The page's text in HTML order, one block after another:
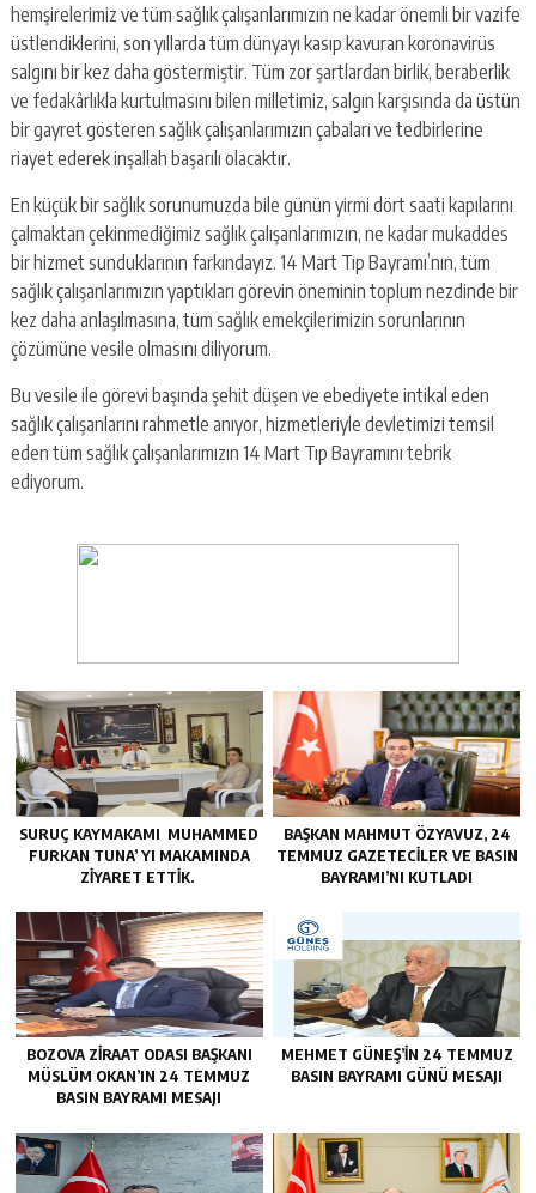
hemşirelerimiz ve tüm sağlık çalışanlarımızın ne kadar önemli bir vazife
üstlendiklerini, son yıllarda tüm dünyayı kasıp kavuran koronavirüs
salgını bir kez daha göstermiştir. Tüm zor şartlardan birlik, beraberlik
ve fedakârlıkla kurtulmasını bilen milletimiz, salgın karşısında da üstün
bir gayret gösteren sağlık çalışanlarımızın çabaları ve tedbirlerine
riayet ederek inşallah başarılı olacaktır.
En küçük bir sağlık sorunumuzda bile günün yirmi dört saati kapılarını
çalmaktan çekinmediğimiz sağlık çalışanlarımızın, ne kadar mukaddes
bir hizmet sunduklarının farkındayız. 14 Mart Tıp Bayramı’nın, tüm
sağlık çalışanlarımızın yaptıkları görevin öneminin toplum nezdinde bir
kez daha anlaşılmasına, tüm sağlık emekçilerimizin sorunlarının
çözümüne vesile olmasını diliyorum.
Bu vesile ile görevi başında şehit düşen ve ebediyete intikal eden
sağlık çalışanlarını rahmetle anıyor, hizmetleriyle devletimizi temsil
eden tüm sağlık çalışanlarımızın 14 Mart Tıp Bayramını tebrik
ediyorum.
SURUÇ KAYMAKAMI MUHAMMED
FURKAN TUNA’ YI MAKAMINDA
ZİYARET ETTİK.
BAŞKAN MAHMUT ÖZYAVUZ, 24
TEMMUZ GAZETECILER VE BASIN
BAYRAMI’NI KUTLADI
BOZOVA ZİRAAT ODASI BAŞKANI
MÜSLÜM OKAN’IN 24 TEMMUZ
BASIN BAYRAMI MESAJI
MEHMET GÜNEŞ’İN 24 TEMMUZ
BASIN BAYRAMI GÜNÜ MESAJI